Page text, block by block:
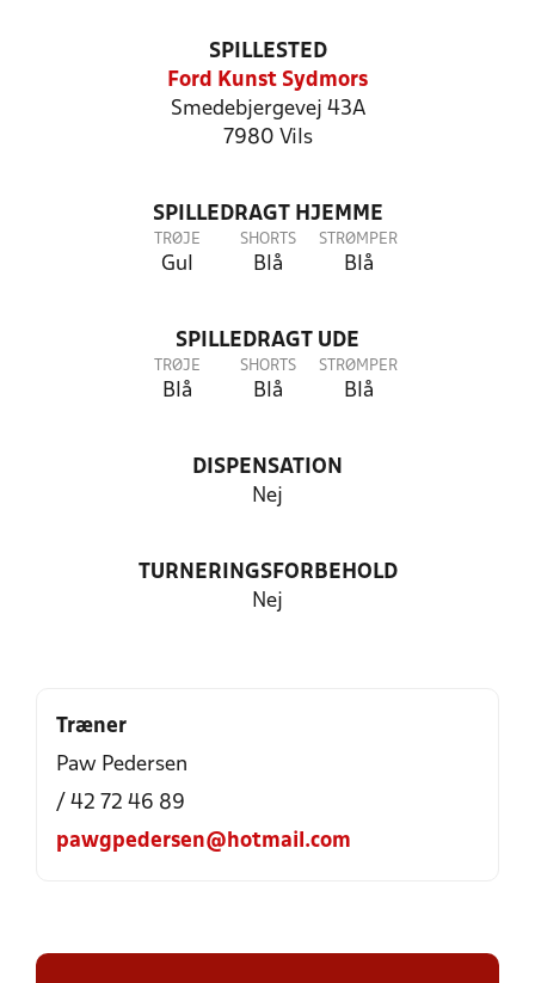
SPILLESTED
Ford Kunst Sydmors
Smedebjergevej 43A
7980 Vils
SPILLEDRAGT HJEMME
TRØJE
Gul
SHORTS
Blå
STRØMPER
Blå
SPILLEDRAGT UDE
TRØJE
Blå
SHORTS
Blå
STRØMPER
Blå
DISPENSATION
Nej
TURNERINGSFORBEHOLD
Nej
Træner
Paw Pedersen
/ 42 72 46 89
pawgpedersen@hotmail.com